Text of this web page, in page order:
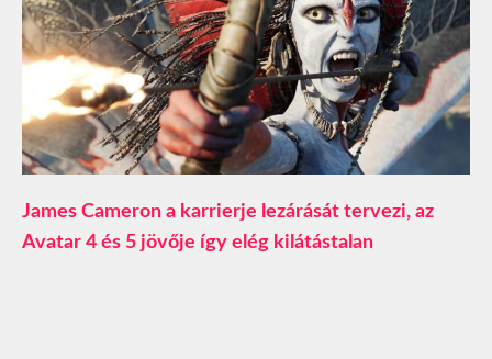
James Cameron a karrierje lezárását tervezi, az
Avatar 4 és 5 jövője így elég kilátástalan